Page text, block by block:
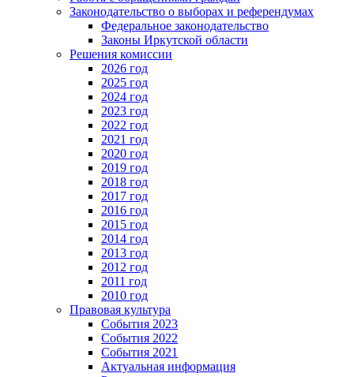
Законодательство о выборах и референдумах
Федеральное законодательство
Законы Иркутской области
Решения комиссии
2026 год
2025 год
2024 год
2023 год
2022 год
2021 год
2020 год
2019 год
2018 год
2017 год
2016 год
2015 год
2014 год
2013 год
2012 год
2011 год
2010 год
Правовая культура
События 2023
События 2022
События 2021
Актуальная информация